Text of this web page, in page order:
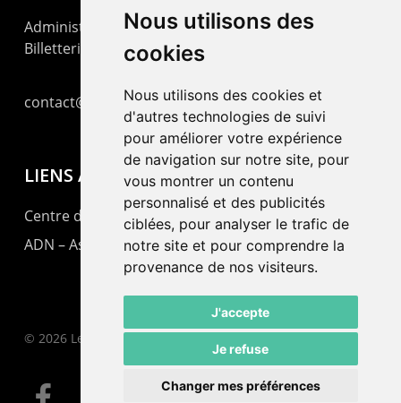
Nous utilisons des
cookies
Nous utilisons des cookies et
d'autres technologies de suivi
pour améliorer votre expérience
de navigation sur notre site, pour
vous montrer un contenu
personnalisé et des publicités
ciblées, pour analyser le trafic de
notre site et pour comprendre la
provenance de nos visiteurs.
J'accepte
Je refuse
Changer mes préférences
Administration : +41 32 725 03 03
Billetterie : +41 32 725 05 05
contact@lepommier.ch
LIENS AMIS
Centre de culture ABC
ADN – Association Danse Neuchâtel
© 2026 Le Pommier.
facebook email